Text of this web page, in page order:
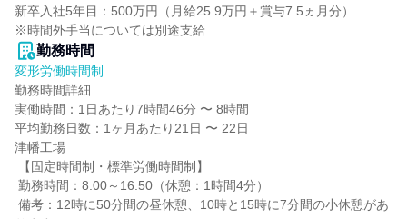
新卒入社5年目：500万円（月給25.9万円＋賞与7.5ヵ月分）
※時間外手当については別途支給
勤務時間
変形労働時間制
勤務時間詳細
実働時間：1日あたり7時間46分 〜 8時間
平均勤務日数：1ヶ月あたり21日 〜 22日
津幡工場